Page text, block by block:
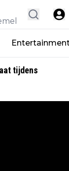
tijdens